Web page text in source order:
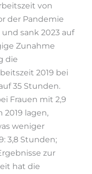
von
der Pandemie
sank 2023 auf
Zunahme
die
2019 bei
35 Stunden.
Frauen mit 2,9
2019 lagen,
weniger
3,8 Stunden;
zur
hat die